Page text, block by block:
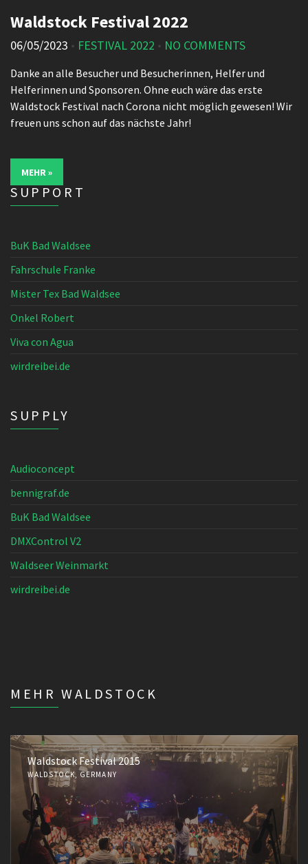
Waldstock Festival 2022
06/05/2023 • FESTIVAL 2022 • NO COMMENTS
Danke an alle Besucher und Besucherinnen, Helfer und
Helferinnen und Sponsoren. Ohne euch wäre das erste
Waldstock Festival nach Corona nicht möglich gewesen! Wir
freuen uns schon auf das nächste Jahr!
MEHR »
SUPPORT
BuK Bad Waldsee
Fahrschule Franke
Mister Tex Bad Waldsee
Onkel Robert
Viva con Agua
wirdreibei.de
SUPPLY
Audioconcept
bennigraf.de
BuK Bad Waldsee
DMXControl V2
Waldseer Weinmarkt
wirdreibei.de
MEHR WALDSTOCK
Waldstock Festival 2015
WALDSTOCK, GERMANY